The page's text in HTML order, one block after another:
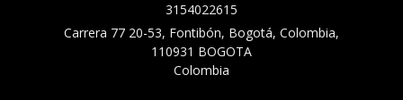
3154022615
Carrera 77 20-53, Fontibón, Bogotá, Colombia,
110931 BOGOTA
Colombia